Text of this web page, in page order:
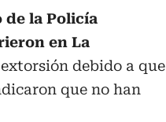
de la Policía
en La
debido a que
que no han